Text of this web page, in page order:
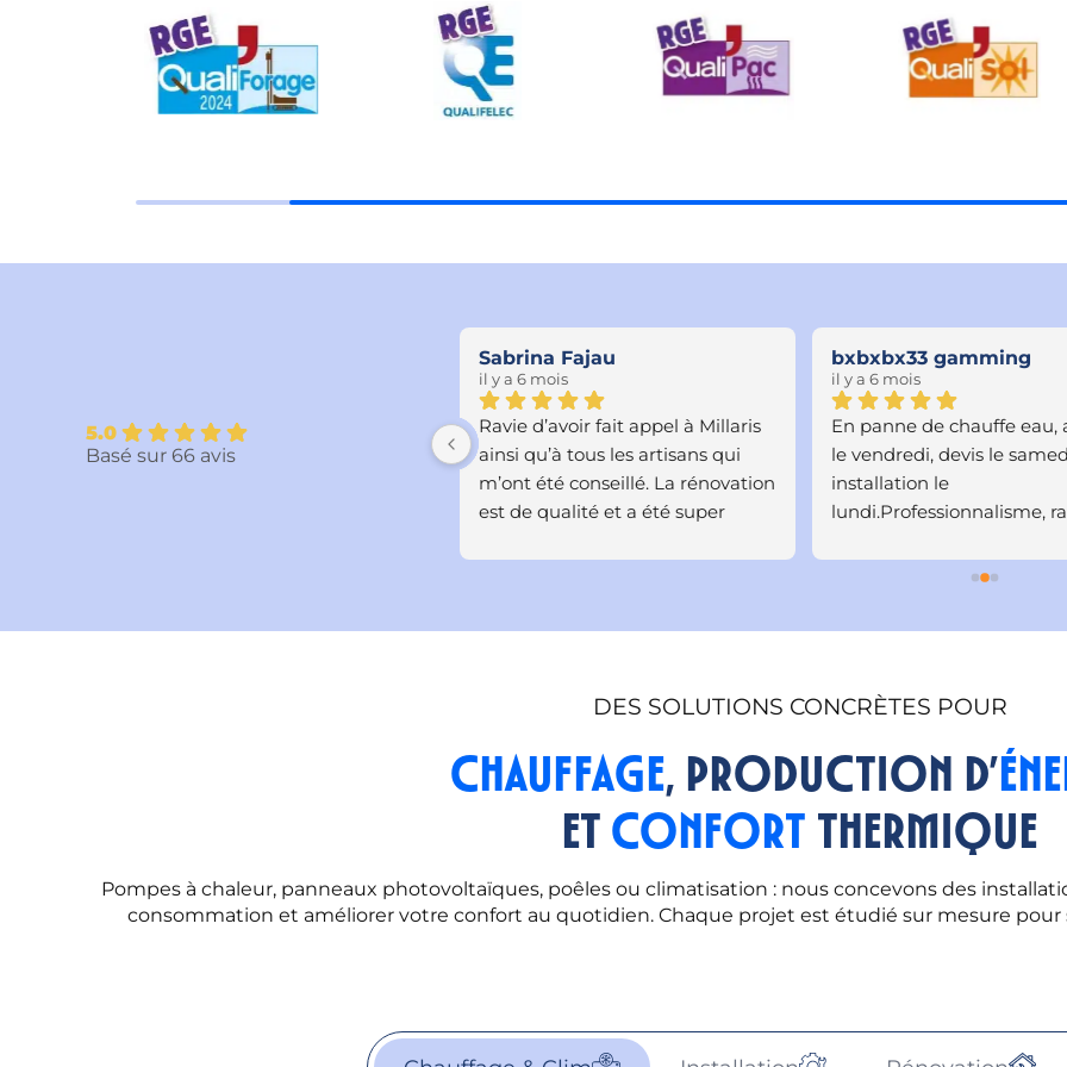
5.0
Basé sur 66 avis
Je recommande pour la qualité
du travail et des conseils mais
Sabrina Fajau
il y a 6 mois
Ravie d’avoir fait appel à Millaris
ainsi qu’à tous les artisans qui
m’ont été conseillé. La rénovation
est de qualité et a été super
bxbxbx33 gamming
il y a 6 mois
En panne de chauffe eau,
le vendredi, devis le
installation le
lundi.Professionnalisme,
DES SOLUTIONS CONCRÈTES POUR
Chauffage, production d’
et confort thermique
Pompes à chaleur, panneaux photovoltaïques, poêles ou climatisation : nous concevons des
consommation et améliorer votre confort au quotidien. Chaque projet est étudié sur mesure pour